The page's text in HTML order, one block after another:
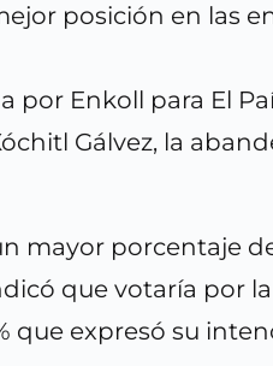
posición en las
por Enkoll para El
Gálvez, la
mayor porcentaje
que votaría por
que expresó su